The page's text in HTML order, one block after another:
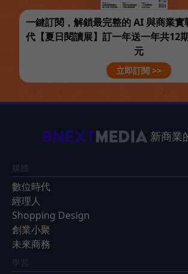
一鍵訂閱，解鎖最完整的 AI 與商業
代【夏日閱讀展】訂一年送一年共12
元
立即訂閱 >>
新商業
媒體
數位時代
經理人
Shopping Design
創業小聚
未來商務
學習